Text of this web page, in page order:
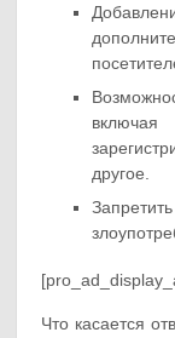
другое.
Что касается